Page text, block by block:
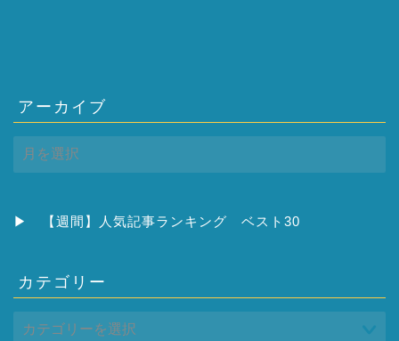
アーカイブ
ー
ブ
▶ 【週間】人気記事ランキング ベスト30
カテゴリー